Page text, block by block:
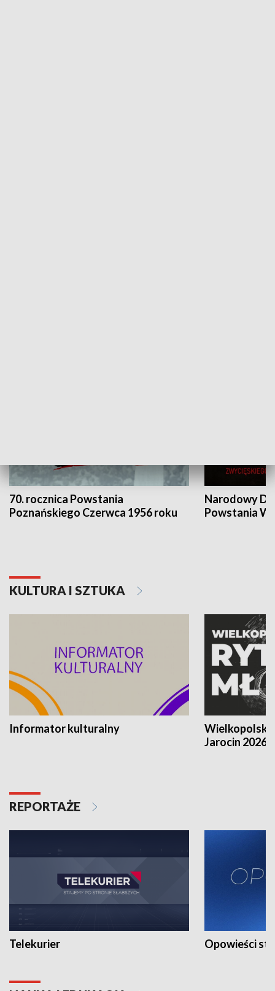
70. rocznica Powstania
Poznańskiego Czerwca 1956 roku
Narodowy
Powstania
KULTURA I SZTUKA
Informator kulturalny
Jarocin 2026
REPORTAŻE
Telekurier Opowieści